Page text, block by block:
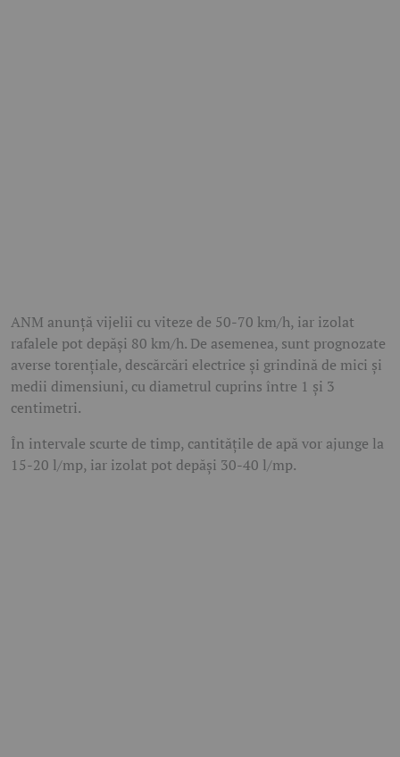
ANM anunță vijelii cu viteze de 50-70 km/h, iar izolat
rafalele pot depăși 80 km/h. De asemenea, sunt prognozate
averse torențiale, descărcări electrice și grindină de mici și
medii dimensiuni, cu diametrul cuprins între 1 și 3
centimetri.
În intervale scurte de timp, cantitățile de apă vor ajunge la
15-20 l/mp, iar izolat pot depăși 30-40 l/mp.